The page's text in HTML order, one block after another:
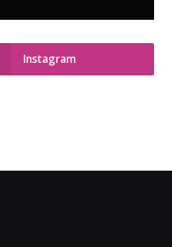
Instagram